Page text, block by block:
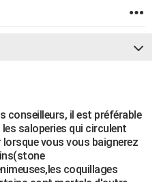
conseilleurs, il est préférable
saloperies qui circulent
vous vous baignerez
coquillages